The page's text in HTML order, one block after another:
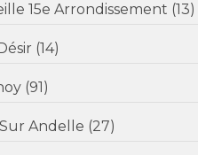
- Marseille 15e Arrondissement (13)
Myriam M. (65 ans) - Saint Désir (14)
Sandrine C. (49 ans) - Brunoy (91)
Sur Andelle (27)